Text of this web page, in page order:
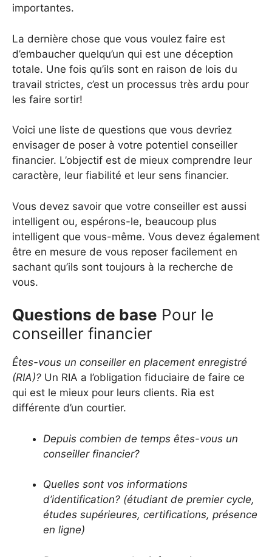
importantes.
La dernière chose que vous voulez faire est
d’embaucher quelqu’un qui est une déception
totale. Une fois qu’ils sont en raison de lois du
travail strictes, c’est un processus très ardu pour
les faire sortir!
Voici une liste de questions que vous devriez
envisager de poser à votre potentiel conseiller
financier. L’objectif est de mieux comprendre leur
caractère, leur fiabilité et leur sens financier.
Vous devez savoir que votre conseiller est aussi
intelligent ou, espérons-le, beaucoup plus
intelligent que vous-même. Vous devez également
être en mesure de vous reposer facilement en
sachant qu’ils sont toujours à la recherche de
vous.
Questions de base Pour le
conseiller financier
Êtes-vous un conseiller en placement enregistré
(RIA)? Un RIA a l’obligation fiduciaire de faire ce
qui est le mieux pour leurs clients. Ria est
différente d’un courtier.
Depuis combien de temps êtes-vous un
conseiller financier?
Quelles sont vos informations
d’identification? (étudiant de premier cycle,
études supérieures, certifications, présence
en ligne)